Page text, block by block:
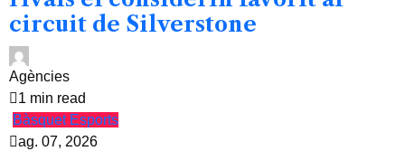
circuit de Silverstone
Agències
1 min read
Bàsquet Esports
ag. 07, 2026